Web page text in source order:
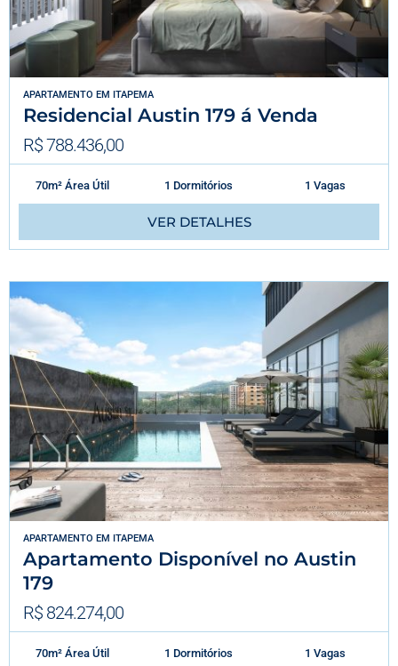
APARTAMENTO EM ITAPEMA
Residencial Austin 179 á Venda
R$ 788.436,00
70m² Área Útil 1 Dormitórios 1 Vagas
VER DETALHES
APARTAMENTO EM ITAPEMA
Apartamento Disponível no Austin
179
R$ 824.274,00
70m² Área Útil 1 Dormitórios 1 Vagas